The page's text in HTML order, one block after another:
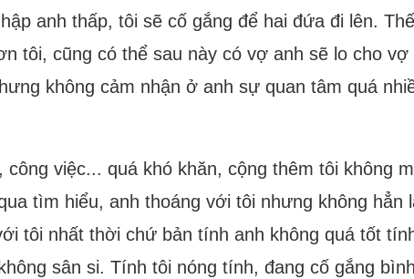
anh thấp, tôi sẽ cố gắng để hai đứa đi lên.
tôi, cũng có thể sau này có vợ anh sẽ lo cho
không cảm nhận ở anh sự quan tâm quá
việc... quá khó khăn, cộng thêm tôi không
tìm hiểu, anh thoáng với tôi nhưng không
tôi nhất thời chứ bản tính anh không quá tốt
sân si. Tính tôi nóng tính, đang cố gắng